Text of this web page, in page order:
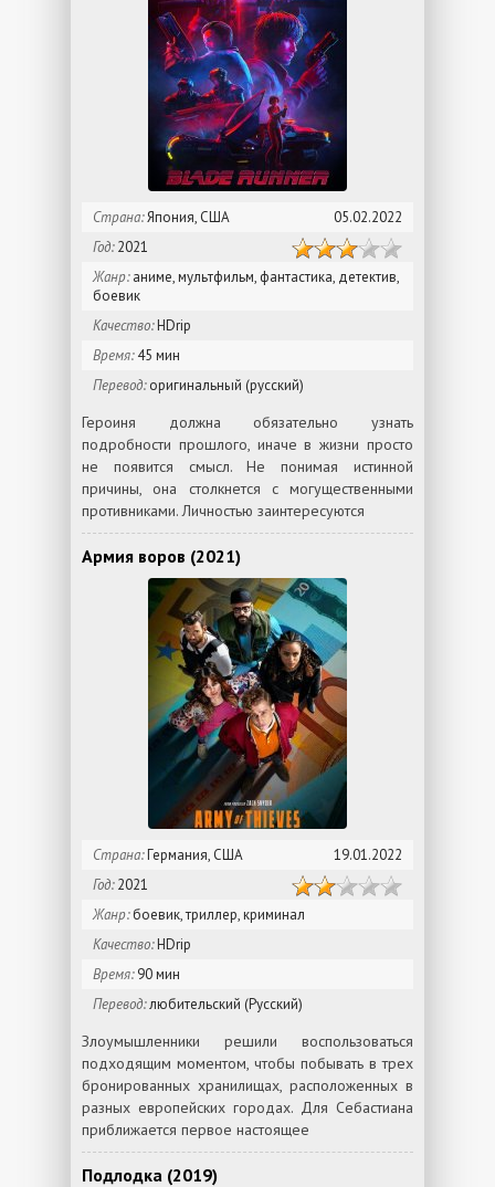
Страна:Япония, США
05.02.2022
Год:2021
Жанр:аниме, мультфильм, фантастика, детектив,
боевик
Качество:HDrip
Время:45 мин
Перевод:оригинальный (русский)
Героиня должна обязательно узнать
подробности прошлого, иначе в жизни просто
не появится смысл. Не понимая истинной
причины, она столкнется с могущественными
противниками. Личностью заинтересуются
Армия воров (2021)
Страна:Германия, США
19.01.2022
Год:2021
Жанр:боевик, триллер, криминал
Качество:HDrip
Время:90 мин
Перевод:любительский (Русский)
Злоумышленники решили воспользоваться
подходящим моментом, чтобы побывать в трех
бронированных хранилищах, расположенных в
разных европейских городах. Для Себастиана
приближается первое настоящее
Подлодка (2019)